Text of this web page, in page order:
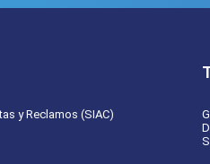
y Reclamos (SIAC)